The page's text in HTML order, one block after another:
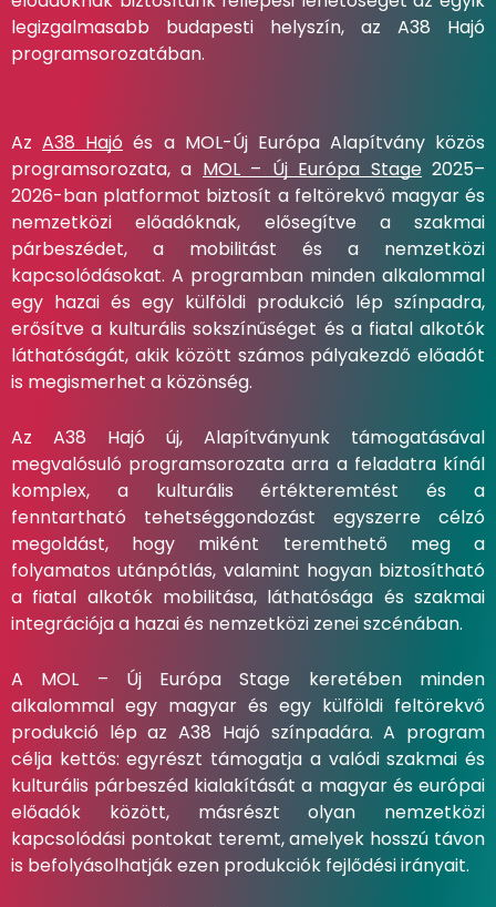
legizgalmasabb budapesti helyszín, az A38 Hajó
programsorozatában.
AzA38 Hajó és a MOL-Új Európa Alapítvány közös
programsorozata, a MOL – Új Európa Stage2025–
2026-ban platformot biztosít a feltörekvő magyar és
nemzetközi előadóknak, elősegítve a szakmai
párbeszédet, a mobilitást és a nemzetközi
kapcsolódásokat. A programban minden alkalommal
egy hazai és egy külföldi produkció lép színpadra,
erősítve a kulturális sokszínűséget és a fiatal alkotók
láthatóságát, akik között számos pályakezdő előadót
is megismerhet a közönség.
Az A38 Hajó új, Alapítványunk támogatásával
megvalósuló programsorozata arra a feladatra kínál
komplex, a kulturális értékteremtést és a
fenntartható tehetséggondozást egyszerre célzó
megoldást, hogy miként teremthető meg a
folyamatos utánpótlás, valamint hogyan biztosítható
a fiatal alkotók mobilitása, láthatósága és szakmai
integrációja a hazai és nemzetközi zenei szcénában.
A MOL – Új Európa Stage keretében minden
alkalommal egy magyar és egy külföldi feltörekvő
produkció lép az A38 Hajó színpadára. A program
célja kettős: egyrészt támogatja a valódi szakmai és
kulturális párbeszéd kialakítását a magyar és európai
előadók között, másrészt olyan nemzetközi
kapcsolódási pontokat teremt, amelyek hosszú távon
is befolyásolhatják ezen produkciók fejlődési irányait.